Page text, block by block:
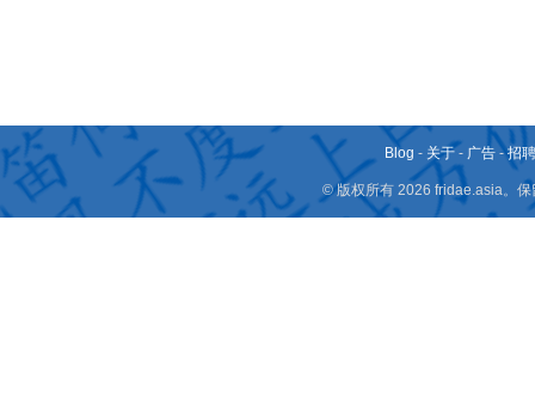
Blog - 关于 - 广告 -招
© 版权所有 2026 fridae.asia。